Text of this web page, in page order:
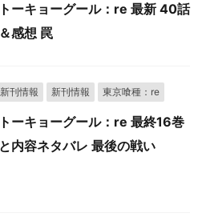
ーキョーグール：re 最新 40話
感想 罠
刊情報 新刊情報 東京喰種：re
ーキョーグール：re 最終16巻
内容ネタバレ 最後の戦い